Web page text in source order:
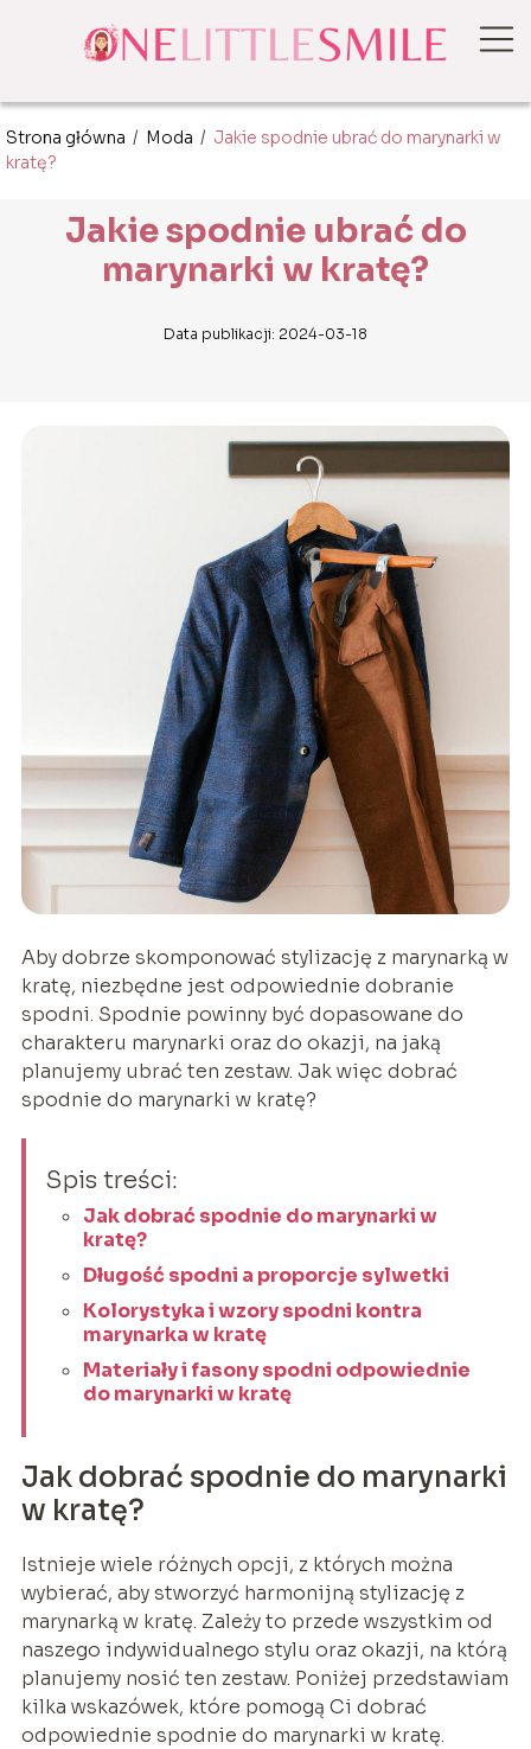
Strona główna / Moda / Jakie spodnie ubrać do marynarki w
kratę?
Jakie spodnie ubrać do
marynarki w kratę?
Data publikacji: 2024-03-18
Aby dobrze skomponować stylizację z marynarką w
kratę, niezbędne jest odpowiednie dobranie
spodni. Spodnie powinny być dopasowane do
charakteru marynarki oraz do okazji, na jaką
planujemy ubrać ten zestaw. Jak więc dobrać
spodnie do marynarki w kratę?
Spis treści:
Jak dobrać spodnie do marynarki w
kratę?
Długość spodni a proporcje sylwetki
Kolorystyka i wzory spodni kontra
marynarka w kratę
Materiały i fasony spodni odpowiednie
do marynarki w kratę
Jak dobrać spodnie do marynarki
w kratę?
Istnieje wiele różnych opcji, z których można
wybierać, aby stworzyć harmonijną stylizację z
marynarką w kratę. Zależy to przede wszystkim od
naszego indywidualnego stylu oraz okazji, na którą
planujemy nosić ten zestaw. Poniżej przedstawiam
kilka wskazówek, które pomogą Ci dobrać
odpowiednie spodnie do marynarki w kratę.